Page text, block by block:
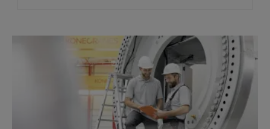
Condition Monitoring für